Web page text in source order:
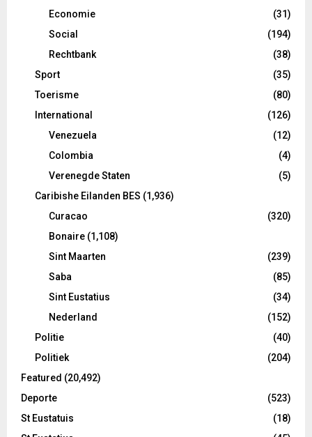
Economie
(31)
Social
(194)
Rechtbank
(38)
Sport
(35)
Toerisme
(80)
International
(126)
Venezuela
(12)
Colombia
(4)
Verenegde Staten
(5)
Caribishe Eilanden BES (1,936)
Curacao
(320)
Bonaire (1,108)
Sint Maarten
(239)
Saba
(85)
Sint Eustatius
(34)
Nederland
(152)
Politie
(40)
Politiek
(204)
Featured (20,492)
Deporte
(523)
St Eustatuis
(18)